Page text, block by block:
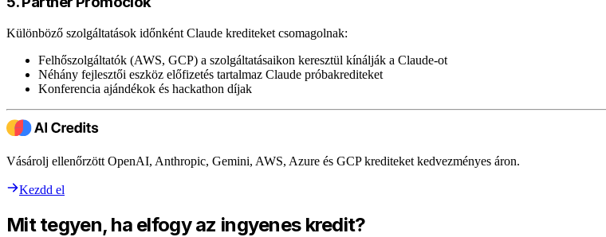
Különböző szolgáltatások időnként Claude krediteket csomagolnak:
Felhőszolgáltatók (AWS, GCP) a szolgáltatásaikon keresztül kínálják a Claude-ot
Néhány fejlesztői eszköz előfizetés tartalmaz Claude próbakrediteket
Konferencia ajándékok és hackathon díjak
Vásárolj ellenőrzött OpenAI, Anthropic, Gemini, AWS, Azure és GCP krediteket kedvezményes áron.
Kezdd el
Mit tegyen, ha elfogy az ingyenes kredit?